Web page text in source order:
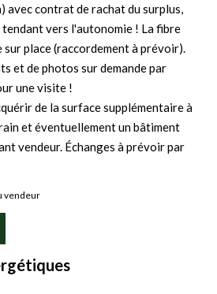
avec contrat de rachat du surplus,
tendant vers l'autonomie ! La fibre
place (raccordement à prévoir).
et de photos sur demande par
une visite !
de la surface supplémentaire à
et éventuellement un bâtiment
vendeur. Échanges à prévoir par
vendeur